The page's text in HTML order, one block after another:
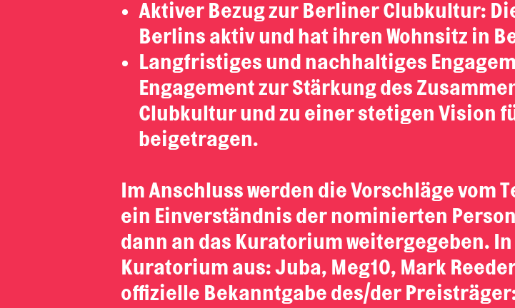
Aktiver Bezug zur Berliner Clubkultur:
Berlins aktiv und hat ihren Wohnsitz in
Langfristiges und nachhaltiges
Engagement zur Stärkung des
Clubkultur und zu einer stetigen Vision
beigetragen.
Im Anschluss werden die Vorschläge vom
ein Einverständnis der nominierten
dann an das Kuratorium weitergegeben.
Kuratorium aus: Juba, Meg10, Mark
offizielle Bekanntgabe des/der